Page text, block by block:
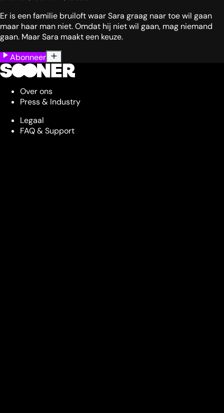
Er is een familie bruiloft waar Sara graag naar toe wil gaan
maar haar man niet. Omdat hij niet wil gaan, mag niemand
gaan. Maar Sara maakt een keuze.
Abonneer
Over ons
Press & Industry
Legaal
FAQ & Support